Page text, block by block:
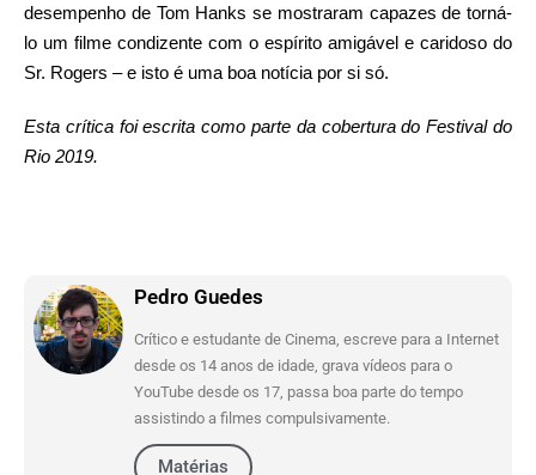
desempenho de Tom Hanks se mostraram capazes de torná-
lo um filme condizente com o espírito amigável e caridoso do
Sr. Rogers – e isto é uma boa notícia por si só.
Esta crítica foi escrita como parte da cobertura do Festival do
Rio 2019.
Pedro Guedes
Crítico e estudante de Cinema, escreve para a Internet
desde os 14 anos de idade, grava vídeos para o
YouTube desde os 17, passa boa parte do tempo
assistindo a filmes compulsivamente.
Matérias